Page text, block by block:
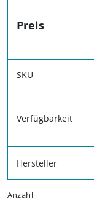
Preis
SKU
Verfügbarkeit
Hersteller
Anzahl